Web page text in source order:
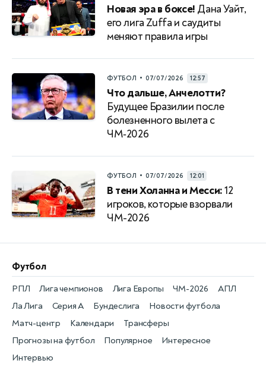
Новая эра в боксе! Дана Уайт,
его лига Zuffa и саудиты
меняют правила игры
ФУТБОЛ • 07/07/2026 12:57
Что дальше, Анчелотти?
Будущее Бразилии после
болезненного вылета с
ЧМ‑2026
ФУТБОЛ • 07/07/2026 12:01
В тени Холанна и Месси:12
игроков, которые взорвали
ЧМ-2026
Футбол
Новости футбола
РПЛ
Матч-центр
Лига чемпионов
Календари
Лига Европы
Трансферы
ЧМ-2026
Прогнозы на футбол
АПЛ
Популярное
Ла Лига
Интересное
Серия А
Интервью
Бундеслига